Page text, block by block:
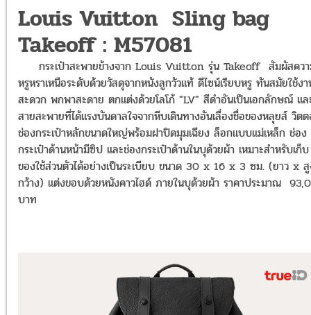
Louis Vuitton Sling bag
Takeoff : M57081
กระเป๋าสะพายข้างจาก Louis Vuitton รุ่น Takeoff สัมผัสคว
หรูหราเหนือระดับด้วยวัสดุจากหนังลูกวัวแท้ ดีไซน์เรียบหรู ทันสมัยใช้ง
สะดวก พกพาสะดาย ตกแต่งด้วยโลโก้ "LV" สีดำอันเป็นเอกลักษณ์ แล
สายสะพายที่ได้แรงบันดาลใจจากหีบเดินทางอันเลื่องชื่อของหลุยส์ วิต
ช่องกระเป๋าหลักขนาดใหญ่พร้อมฝาปิดมุมเฉียง ล็อกแบบแม่เหล็ก ช่อง
กระเป๋าด้านหน้ามีซิป และช่องกระเป๋าด้านในบุด้วยผ้า เหมาะสำหรับเก็บ
ของใช้ส่วนตัวได้อย่างเป็นระเบียบ ขนาด 30 x 16 x 3 ซม. (ยาว x
กว้าง) แต่งขอบด้วยหนังคาวไฮด์ ภายในบุด้วยผ้า ราคาประมาณ
บาท